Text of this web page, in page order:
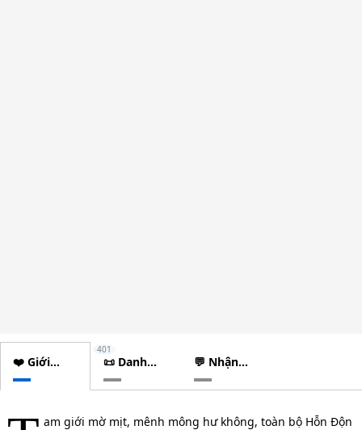
❤️ Giới
thiệu
📜 Danh
sách
chương
401
💬 Nhận
xét
am giới mờ mịt, mênh mông hư không, toàn bộ Hỗn Độn